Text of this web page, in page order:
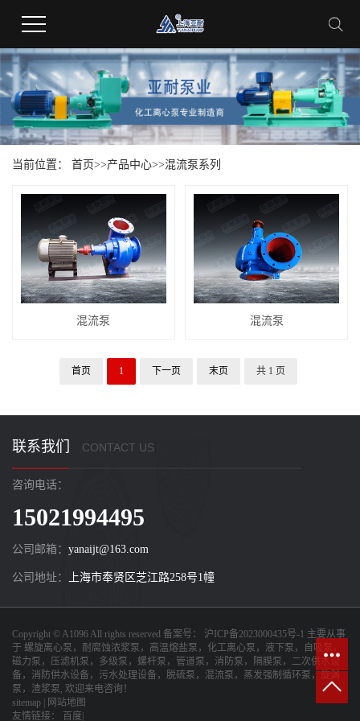
当前位置： 首页>>产品中心>>混流泵系列
混流泵 混流泵
首页 1 下一页 末页 共 1 页
联系我们 CONTACT US
咨询电话：
15021994495
公司邮箱： yanaijt@163.com
公司地址： 上海市奉贤区芝江路258号1幢
Copyright © A1096 All rights reserved 备案号： 沪ICP备2023000435号-1 主要从事
于 螺旋离心泵，耐腐蚀浓浆泵，高温熔盐泵，化工离心泵，液下泵，自吸泵，
磁力泵，压滤机泵，多级泵，螺杆泵，管道泵，消防泵，隔膜泵，二次供水设
备，消防供水设备，污水处理设备，脱硫泵，混流泵，蒸发强制循环泵，旋涡
泵，渣浆泵, 欢迎来电咨询！
sitemap
网站地图
友情链接：
百度|